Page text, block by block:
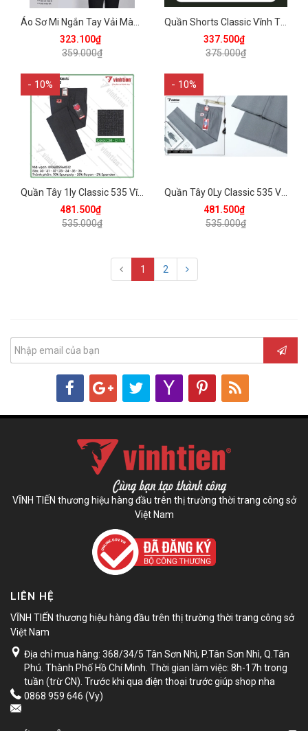
323.100₫
359.000₫
337.500₫
375.000₫
- 10%
Quần Tây 1ly Classic 535 Vĩnh Tiến - Nhiều Màu
481.500₫
535.000₫
- 10%
481.500₫
535.000₫
1 2
VĨNH TIẾN thương hiệu hàng đầu trên thị trường thời trang công sở
Việt Nam
LIÊN HỆ
VĨNH TIẾN thương hiệu hàng đầu trên thị trường thời trang công sở
Việt Nam
Địa chỉ mua hàng: 368/34/5 Tân Sơn Nhì, P.Tân Sơn Nhì, Q.Tân
Phú. Thành Phố Hồ Chí Minh. Thời gian làm việc: 8h-17h trong
tuần (trừ CN). Trước khi qua điện thoại trước giúp shop nha
0868 959 646 (Vy)